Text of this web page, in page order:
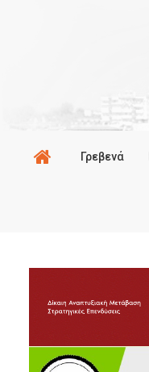
Γρεβενά